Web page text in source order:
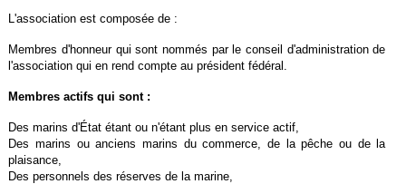
L'association est composée de :
Membres d'honneur qui sont nommés par le conseil d'administration de
l'association qui en rend compte au président fédéral.
Membres actifs qui sont :
Des marins d'État étant ou n'étant plus en service actif,
Des marins ou anciens marins du commerce, de la pêche ou de la
plaisance,
Des personnels des réserves de la marine,